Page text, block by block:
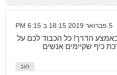
5 פברואר 2019 18:15 ב 6:15 PM
הדרך! כל הכבוד לכם על
כיף שקיימים אנשים
הגב